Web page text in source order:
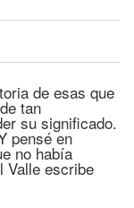
de esas que
tan
su significado.
pensé en
no había
Valle escribe